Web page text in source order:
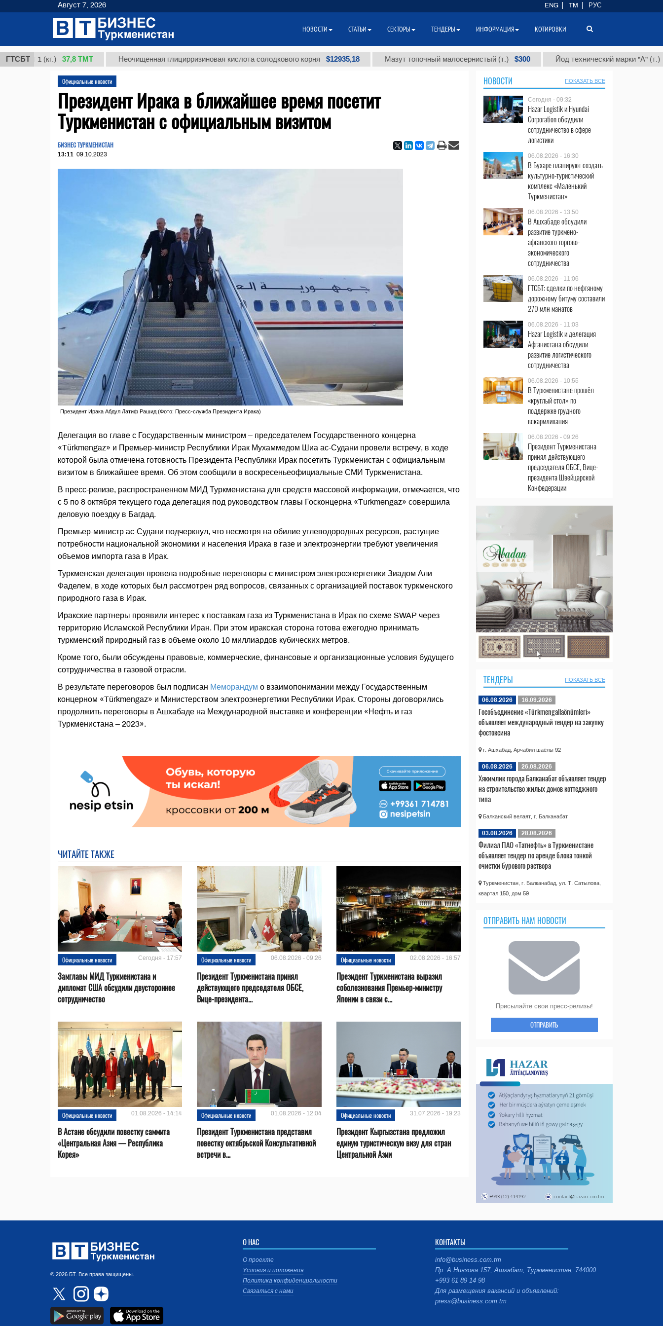
ГТСБТ
1 (кг.) 37,8 ТМТ Неочищенная глицирризиновая кислота солодкового корня $12935,18 Мазут топочный малосернистый (т.) $300 Йод технический марки "А" (т.) $86
Официальные новости
Президент Ирака в ближайшее время посетит
Туркменистан с официальным визитом
БИЗНЕС ТУРКМЕНИСТАН
13:11 09.10.2023
Президент Ирака Абдул Латиф Рашид (Фото: Пресс-служба Президента Ирака)
Делегация во главе с Государственным министром – председателем Государственного концерна
«Türkmengaz» и Премьер-министр Республики Ирак Мухаммедом Шиа ас-Судани провели встречу, в ходе
которой была отмечена готовность Президента Республики Ирак посетить Туркменистан с официальным
визитом в ближайшее время. Об этом сообщили в воскресеньеофициальные СМИ Туркменистана.
В пресс-релизе, распространенном МИД Туркменистана для средств массовой информации, отмечается, что
с 5 по 8 октября текущего года делегация под руководством главы Госконцерна «Türkmengaz» совершила
деловую поездку в Багдад.
Премьер-министр ас-Судани подчеркнул, что несмотря на обилие углеводородных ресурсов, растущие
потребности национальной экономики и населения Ирака в газе и электроэнергии требуют увеличения
объемов импорта газа в Ирак.
Туркменская делегация провела подробные переговоры с министром электроэнергетики Зиадом Али
Фаделем, в ходе которых был рассмотрен ряд вопросов, связанных с организацией поставок туркменского
природного газа в Ирак.
Иракские партнеры проявили интерес к поставкам газа из Туркменистана в Ирак по схеме SWAP через
территорию Исламской Республики Иран. При этом иракская сторона готова ежегодно принимать
туркменский природный газ в объеме около 10 миллиардов кубических метров.
Кроме того, были обсуждены правовые, коммерческие, финансовые и организационные условия будущего
сотрудничества в газовой отрасли.
В результате переговоров был подписан Меморандум о взаимопонимании между Государственным
концерном «Türkmengaz» и Министерством электроэнергетики Республики Ирак. Стороны договорились
продолжить переговоры в Ашхабаде на Международной выставке и конференции «Нефть и газ
Туркменистана – 2023».
ЧИТАЙТЕ ТАКЖЕ
Официальные новости Сегодня - 17:57
Замглавы МИД Туркменистана и
дипломат США обсудили двустороннее
сотрудничество
Официальные новости 06.08.2026 - 09:26
Президент Туркменистана принял
действующего председателя ОБСЕ,
Вице-президента...
Официальные новости 02.08.2026 - 16:57
Президент Туркменистана выразил
соболезнования Премьер-министру
Японии в связи с...
Официальные новости 01.08.2026 - 14:14
В Астане обсудили повестку саммита
«Центральная Азия — Республика
Корея»
Официальные новости 01.08.2026 - 12:04
Президент Туркменистана представил
повестку октябрьской Консультативной
встречи в...
Официальные новости 31.07.2026 - 19:23
Президент Кыргызстана предложил
единую туристическую визу для стран
Центральной Азии
НОВОСТИ ПОКАЗАТЬ ВСЕ
Сегодня - 09:32
Hazar Logistik и Hyundai
Corporation обсудили
сотрудничество в сфере
логистики
06.08.2026 - 16:30
В Бухаре планируют создать
культурно-туристический
комплекс «Маленький
Туркменистан»
06.08.2026 - 13:50
В Ашхабаде обсудили
развитие туркмено-
афганского торгово-
экономического
сотрудничества
06.08.2026 - 11:06
ГТСБТ: сделки по нефтяному
дорожному битуму составили
270 млн манатов
06.08.2026 - 11:03
Hazar Logistik и делегация
Афганистана обсудили
развитие логистического
сотрудничества
06.08.2026 - 10:55
В Туркменистане прошёл
«круглый стол» по
поддержке грудного
вскармливания
06.08.2026 - 09:26
Президент Туркменистана
принял действующего
председателя ОБСЕ, Вице-
президента Швейцарской
Конфедерации
ТЕНДЕРЫ ПОКАЗАТЬ ВСЕ
06.08.2026 16.09.2026
Гособъединение «Türkmengallaönümleri»
объявляет международный тендер на закупку
фостоксина
г. Ашхабад, Арчабил шаёлы 92
06.08.2026 26.08.2026
Хякимлик города Балканабат объявляет тендер
на строительство жилых домов коттеджного
типа
Балканский велаят, г. Балканабат
03.08.2026 28.08.2026
Филиал ПАО «Татнефть» в Туркменистане
объявляет тендер по аренде блока тонкой
очистки бурового раствора
Туркменистан, г. Балканабад, ул. Т. Сатылова,
квартал 150, дом 59
ОТПРАВИТЬ НАМ НОВОСТИ
Присылайте свои пресс-релизы!
ОТПРАВИТЬ
© 2026 БТ. Все права защищены.
О НАС
О проекте
Условия и положения
Политика конфиденциальности
Связаться с нами
КОНТАКТЫ
info@business.com.tm
Пр. А.Ниязова 157, Ашгабат, Туркменистан, 744000
+993 61 89 14 98
Для размещения вакансий и объявлений:
press@business.com.tm
Август 7, 2026 ENG TM РУС
НОВОСТИ СТАТЬИ СЕКТОРЫ ТЕНДЕРЫ ИНФОРМАЦИЯ КОТИРОВКИ